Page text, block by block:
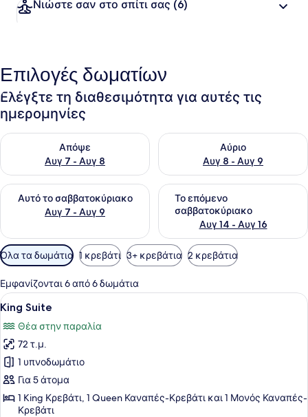
Νιώστε σαν στο σπίτι σας (6)
Επιλογές δωματίων
Ελέγξτε τη διαθεσιμότητα για αυτές τις
ημερομηνίες
Απόψε
Αυγ 7 - Αυγ 8
Έλεγχος διαθεσιμότητας για απόψε Αυγ 7 - Αυγ 8
Αύριο
Αυγ 8 - Αυγ 9
Έλεγχος διαθεσιμότητας
Αυτό το σαββατοκύριακο
Αυγ 7 - Αυγ 9
Έλεγχος διαθεσιμότητας για αυτό το σαββατοκύριακο
Το επόμενο
σαββατοκύριακο
Αυγ 14 - Αυγ 16
Έλεγχος διαθεσιμότητας
Διαθέσιμα
φίλτρα
για
τα
δωμάτια
Όλα τα δωμάτια 1 κρεβάτι 3+ κρεβάτια 2 κρεβάτια
Εμφανίζονται 6 από 6 δωμάτια
Προβολή
όλων
των
φωτογραφιών
για
King
Suite
King Suite | 1 υπνοδωμάτιο,
4
King Suite
Θέα στην παραλία
72 τ.μ.
1 υπνοδωμάτιο
Για 5 άτομα
1 King Κρεβάτι, 1 Queen Καναπές-Κρεβάτι και 1 Μονός Καναπές-
Κρεβάτι